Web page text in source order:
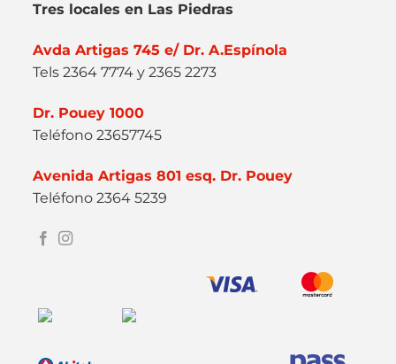
Tres locales en Las Piedras
Avda Artigas 745 e/ Dr. A.Espínola
Tels 2364 7774 y 2365 2273
Dr. Pouey 1000
Teléfono 23657745
Avenida Artigas 801 esq. Dr. Pouey
Teléfono 2364 5239